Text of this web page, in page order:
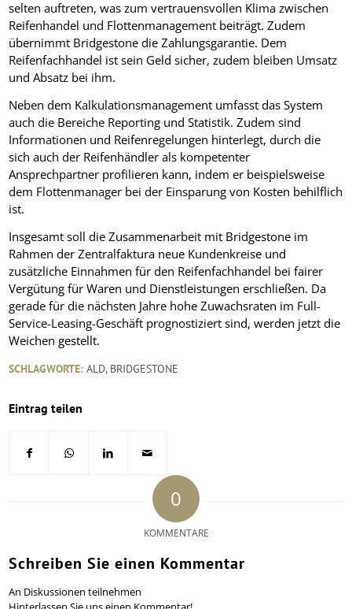
selten auftreten, was zum vertrauensvollen Klima zwischen
Reifenhandel und Flottenmanagement beiträgt. Zudem
übernimmt Bridgestone die Zahlungsgarantie. Dem
Reifenfachhandel ist sein Geld sicher, zudem bleiben Umsatz
und Absatz bei ihm.
Neben dem Kalkulationsmanagement umfasst das System
auch die Bereiche Reporting und Statistik. Zudem sind
Informationen und Reifenregelungen hinterlegt, durch die
sich auch der Reifenhändler als kompetenter
Ansprechpartner profilieren kann, indem er beispielsweise
dem Flottenmanager bei der Einsparung von Kosten behilflich
ist.
Insgesamt soll die Zusammenarbeit mit Bridgestone im
Rahmen der Zentralfaktura neue Kundenkreise und
zusätzliche Einnahmen für den Reifenfachhandel bei fairer
Vergütung für Waren und Dienstleistungen erschließen. Da
gerade für die nächsten Jahre hohe Zuwachsraten im Full-
Service-Leasing-Geschäft prognostiziert sind, werden jetzt die
Weichen gestellt.
SCHLAGWORTE: ALD, BRIDGESTONE
Eintrag teilen
0
KOMMENTARE
Schreiben Sie einen Kommentar
An Diskussionen teilnehmen